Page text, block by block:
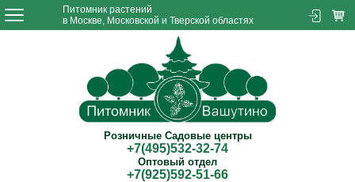
Питомник растений
в Москве, Московской и Тверской областях
Розничные Садовые центры
+7(495)532-32-74
Оптовый отдел
+7(925)592-51-66